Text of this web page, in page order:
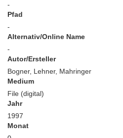
-
Pfad
-
Alternativ/Online Name
-
Autor/Ersteller
Bogner, Lehner, Mahringer
Medium
File (digital)
Jahr
1997
Monat